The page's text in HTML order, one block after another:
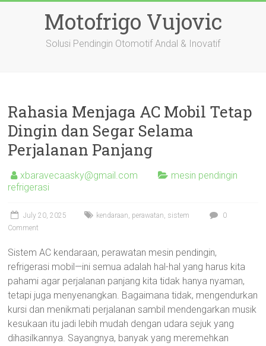
Motofrigo Vujovic
Solusi Pendingin Otomotif Andal & Inovatif
Rahasia Menjaga AC Mobil Tetap
Dingin dan Segar Selama
Perjalanan Panjang
xbaravecaasky@gmail.com
mesin pendingin
refrigerasi
July 20, 2025 kendaraan, perawatan, sistem
0
Comment
Sistem AC kendaraan, perawatan mesin pendingin,
refrigerasi mobil—ini semua adalah hal-hal yang harus kita
pahami agar perjalanan panjang kita tidak hanya nyaman,
tetapi juga menyenangkan. Bagaimana tidak, mengendurkan
kursi dan menikmati perjalanan sambil mendengarkan musik
kesukaan itu jadi lebih mudah dengan udara sejuk yang
dihasilkannya. Sayangnya, banyak yang meremehkan